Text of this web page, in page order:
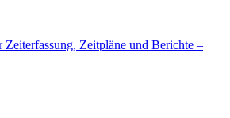
Zeitpläne und Berichte –